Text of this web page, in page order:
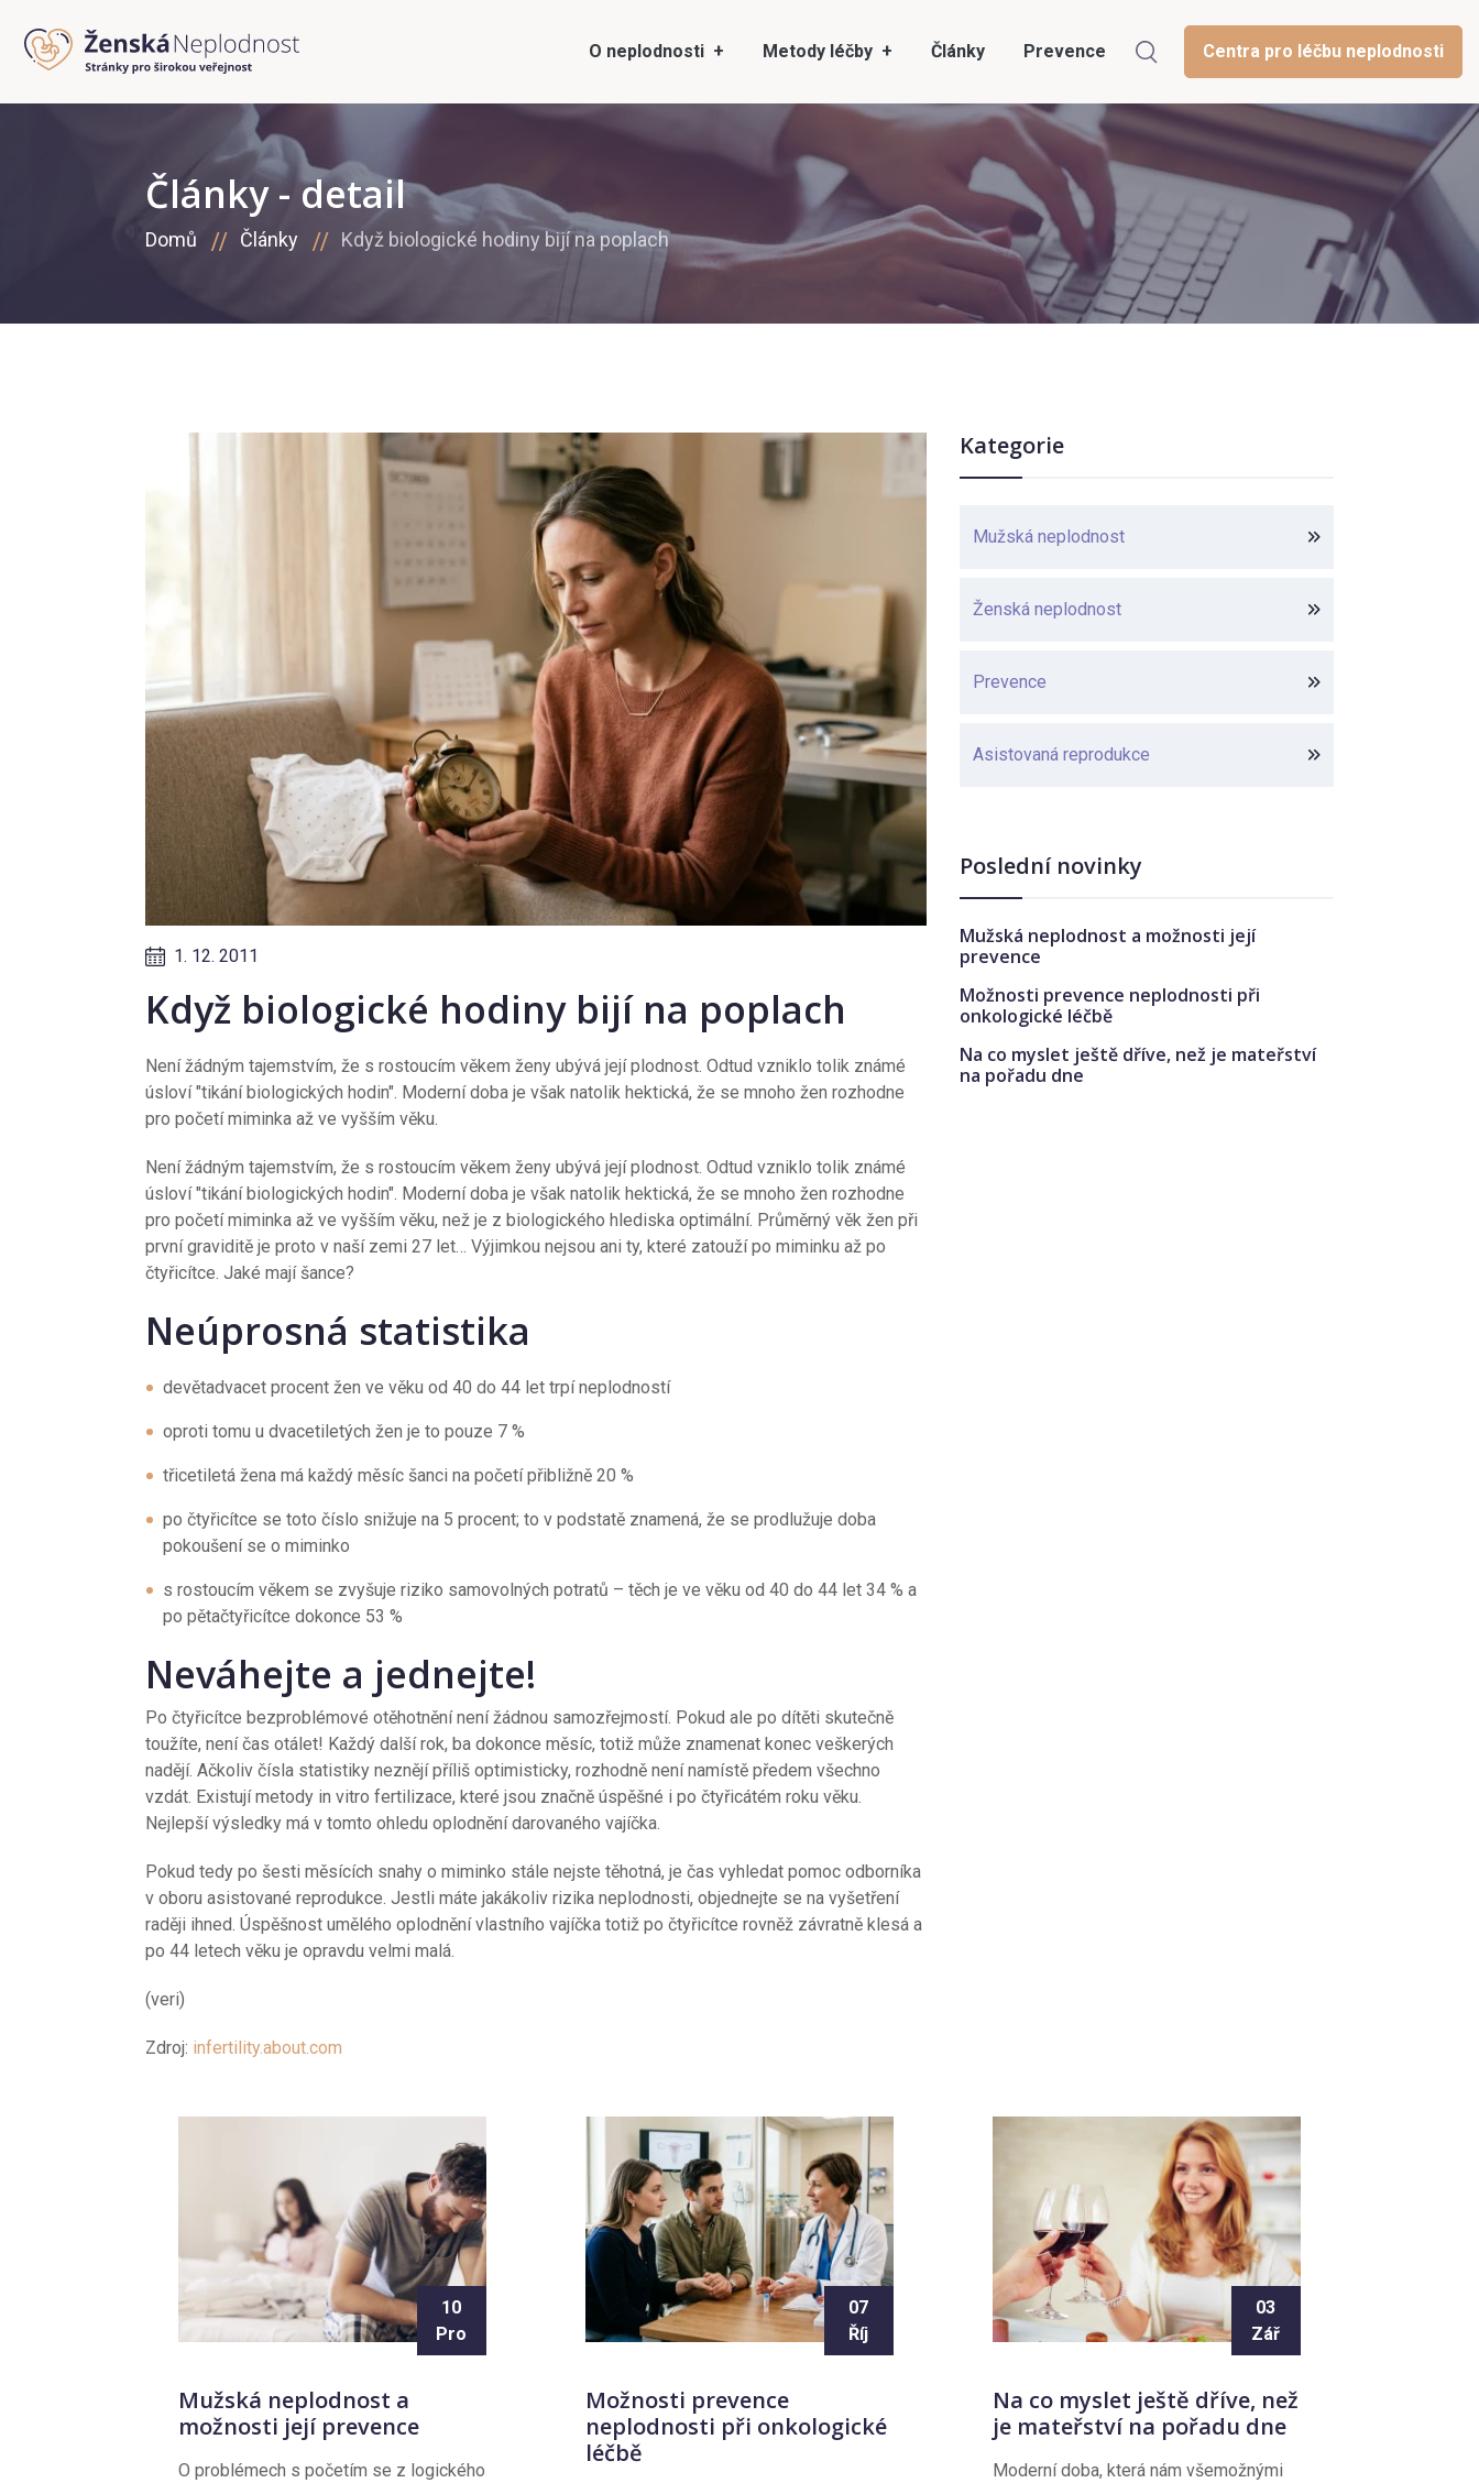
O neplodnosti Metody léčby Články Prevence Centra pro léčbu neplodnosti
Články - detail
Domů Články Když biologické hodiny bijí na poplach
1. 12. 2011
Když biologické hodiny bijí na poplach
Není žádným tajemstvím, že s rostoucím věkem ženy ubývá její plodnost. Odtud vzniklo tolik známé
úsloví "tikání biologických hodin". Moderní doba je však natolik hektická, že se mnoho žen rozhodne
pro početí miminka až ve vyšším věku.
Není žádným tajemstvím, že s rostoucím věkem ženy ubývá její plodnost. Odtud vzniklo tolik známé
úsloví "tikání biologických hodin". Moderní doba je však natolik hektická, že se mnoho žen rozhodne
pro početí miminka až ve vyšším věku, než je z biologického hlediska optimální. Průměrný věk žen při
první graviditě je proto v naší zemi 27 let… Výjimkou nejsou ani ty, které zatouží po miminku až po
čtyřicítce. Jaké mají šance?
Neúprosná statistika
devětadvacet procent žen ve věku od 40 do 44 let trpí neplodností
oproti tomu u dvacetiletých žen je to pouze 7 %
třicetiletá žena má každý měsíc šanci na početí přibližně 20 %
po čtyřicítce se toto číslo snižuje na 5 procent; to v podstatě znamená, že se prodlužuje doba
pokoušení se o miminko
s rostoucím věkem se zvyšuje riziko samovolných potratů – těch je ve věku od 40 do 44 let 34 % a
po pětačtyřicítce dokonce 53 %
Neváhejte a jednejte!
Po čtyřicítce bezproblémové otěhotnění není žádnou samozřejmostí. Pokud ale po dítěti skutečně
toužíte, není čas otálet! Každý další rok, ba dokonce měsíc, totiž může znamenat konec veškerých
nadějí. Ačkoliv čísla statistiky neznějí příliš optimisticky, rozhodně není namístě předem všechno
vzdát. Existují metody in vitro fertilizace, které jsou značně úspěšné i po čtyřicátém roku věku.
Nejlepší výsledky má v tomto ohledu oplodnění darovaného vajíčka.
Pokud tedy po šesti měsících snahy o miminko stále nejste těhotná, je čas vyhledat pomoc odborníka
v oboru asistované reprodukce. Jestli máte jakákoliv rizika neplodnosti, objednejte se na vyšetření
raději ihned. Úspěšnost umělého oplodnění vlastního vajíčka totiž po čtyřicítce rovněž závratně klesá a
po 44 letech věku je opravdu velmi malá.
(veri)
Zdroj: infertility.about.com
Kategorie
Mužská neplodnost
Ženská neplodnost
Prevence
Asistovaná reprodukce
Poslední novinky
Mužská neplodnost a možnosti její
prevence
Možnosti prevence neplodnosti při
onkologické léčbě
Na co myslet ještě dříve, než je mateřství
na pořadu dne
10
Pro
Mužská neplodnost a
možnosti její prevence
O problémech s početím se z logického
07
Říj
Možnosti prevence
neplodnosti při onkologické
léčbě
03
Zář
Na co myslet ještě dříve, než
je mateřství na pořadu dne
Moderní doba, která nám všemožnými